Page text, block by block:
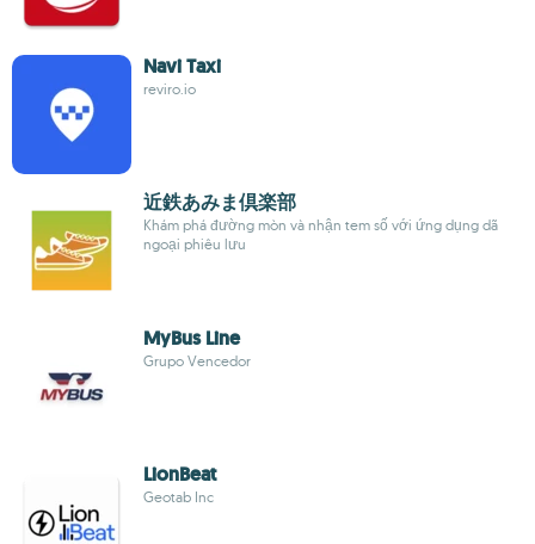
Navi Taxi
reviro.io
近鉄あみま倶楽部
Khám phá đường mòn và nhận tem số với ứng dụng dã
ngoại phiêu lưu
MyBus Line
Grupo Vencedor
LionBeat
Geotab Inc